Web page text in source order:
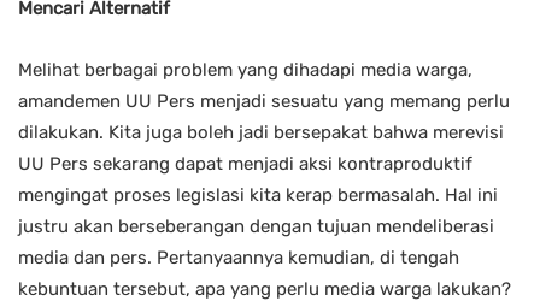
Mencari Alternatif
Melihat berbagai problem yang dihadapi media warga,
amandemen UU Pers menjadi sesuatu yang memang perlu
dilakukan. Kita juga boleh jadi bersepakat bahwa merevisi
UU Pers sekarang dapat menjadi aksi kontraproduktif
mengingat proses legislasi kita kerap bermasalah. Hal ini
justru akan berseberangan dengan tujuan mendeliberasi
media dan pers. Pertanyaannya kemudian, di tengah
kebuntuan tersebut, apa yang perlu media warga lakukan?